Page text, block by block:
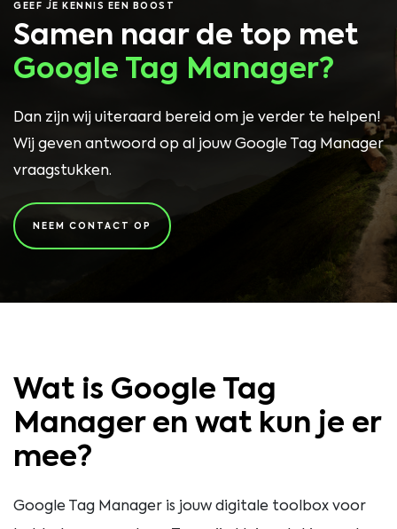
GEEF JE KENNIS EEN BOOST
Samen naar de top met
Google Tag Manager?
Dan zijn wij uiteraard bereid om je verder te helpen!
Wij geven antwoord op al jouw Google Tag Manager
vraagstukken.
NEEM CONTACT OP
Wat is Google Tag
Manager en wat kun je er
mee?
Google Tag Manager is jouw digitale toolbox voor